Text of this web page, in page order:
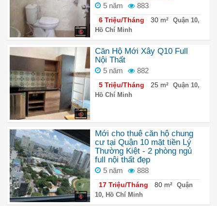
6
5 năm 883
6 Triệu/Tháng 30 m²
Quận 10,
Hồ Chí Minh
6
Căn Hộ Mới Xây Q10 Full
Nội Thất
5 năm 882
5 Triệu/Tháng 25 m²
Quận 10,
Hồ Chí Minh
6
Mới cho thuê căn hộ chung
cư tại Quận 10 mặt tiền Lý
Thường Kiệt - 2 phòng ngủ
full nội thất đẹp
5 năm 888
17 Triệu/Tháng 80 m²
Quận
10, Hồ Chí Minh